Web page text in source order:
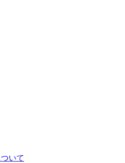
いて